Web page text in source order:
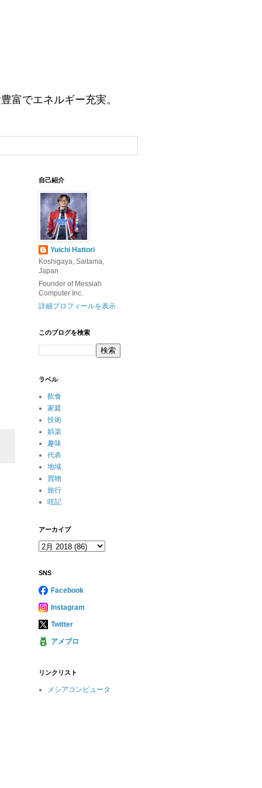
富でエネルギー充実。
自己紹介
Yuichi Hattori
Koshigaya, Saitama,
Japan
Founder of Messiah
Computer Inc.
詳細プロフィールを表示
このブログを検索
ラベル
飲食
家庭
技術
娯楽
趣味
代表
地域
買物
旅行
呟記
アーカイブ
SNS
Facebook
Instagram
Twitter
アメブロ
リンクリスト
メシアコンピュータ